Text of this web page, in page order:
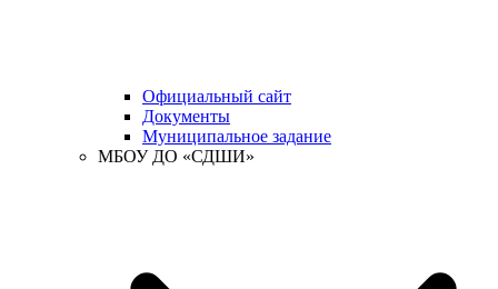
Официальный сайт
Документы
Муниципальное задание
МБОУ ДО «СДШИ»